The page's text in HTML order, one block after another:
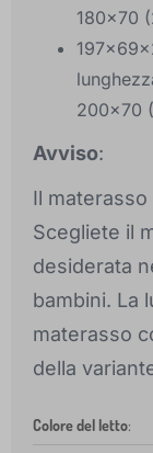
180x70
200x70
Avviso:
Il
Scegliete il
desiderata
bambini. La
materasso
della
Colore del letto: